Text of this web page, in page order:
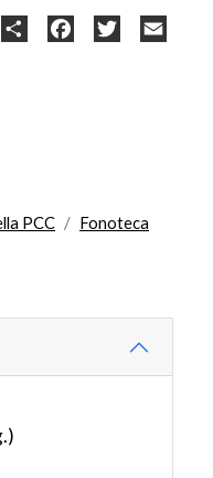
Share FacebookTwitter
PCC Fonoteca